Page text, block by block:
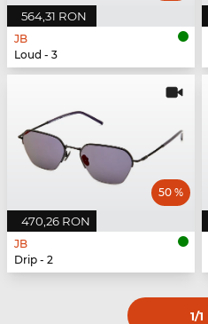
564,31 RON
JB
Loud - 3
470,26 RON
50 %
JB
Drip - 2
1/1